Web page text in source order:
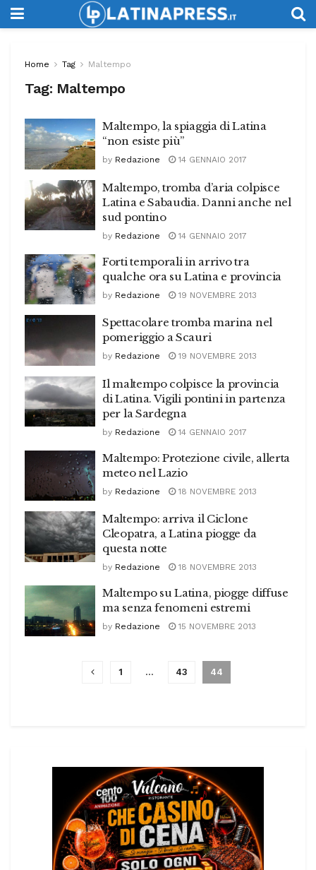
Home Tag Maltempo
Tag: Maltempo
Maltempo, la spiaggia di Latina
“non esiste più”
by Redazione 14 GENNAIO 2017
Maltempo, tromba d’aria colpisce
Latina e Sabaudia. Danni anche nel
sud pontino
by Redazione 14 GENNAIO 2017
Forti temporali in arrivo tra
qualche ora su Latina e provincia
by Redazione 19 NOVEMBRE 2013
Spettacolare tromba marina nel
pomeriggio a Scauri
by Redazione 19 NOVEMBRE 2013
Il maltempo colpisce la provincia
di Latina. Vigili pontini in partenza
per la Sardegna
by Redazione 14 GENNAIO 2017
Maltempo: Protezione civile, allerta
meteo nel Lazio
by Redazione 18 NOVEMBRE 2013
Maltempo: arriva il Ciclone
Cleopatra, a Latina piogge da
questa notte
by Redazione 18 NOVEMBRE 2013
Maltempo su Latina, piogge diffuse
ma senza fenomeni estremi
by Redazione 15 NOVEMBRE 2013
1 … 43 44